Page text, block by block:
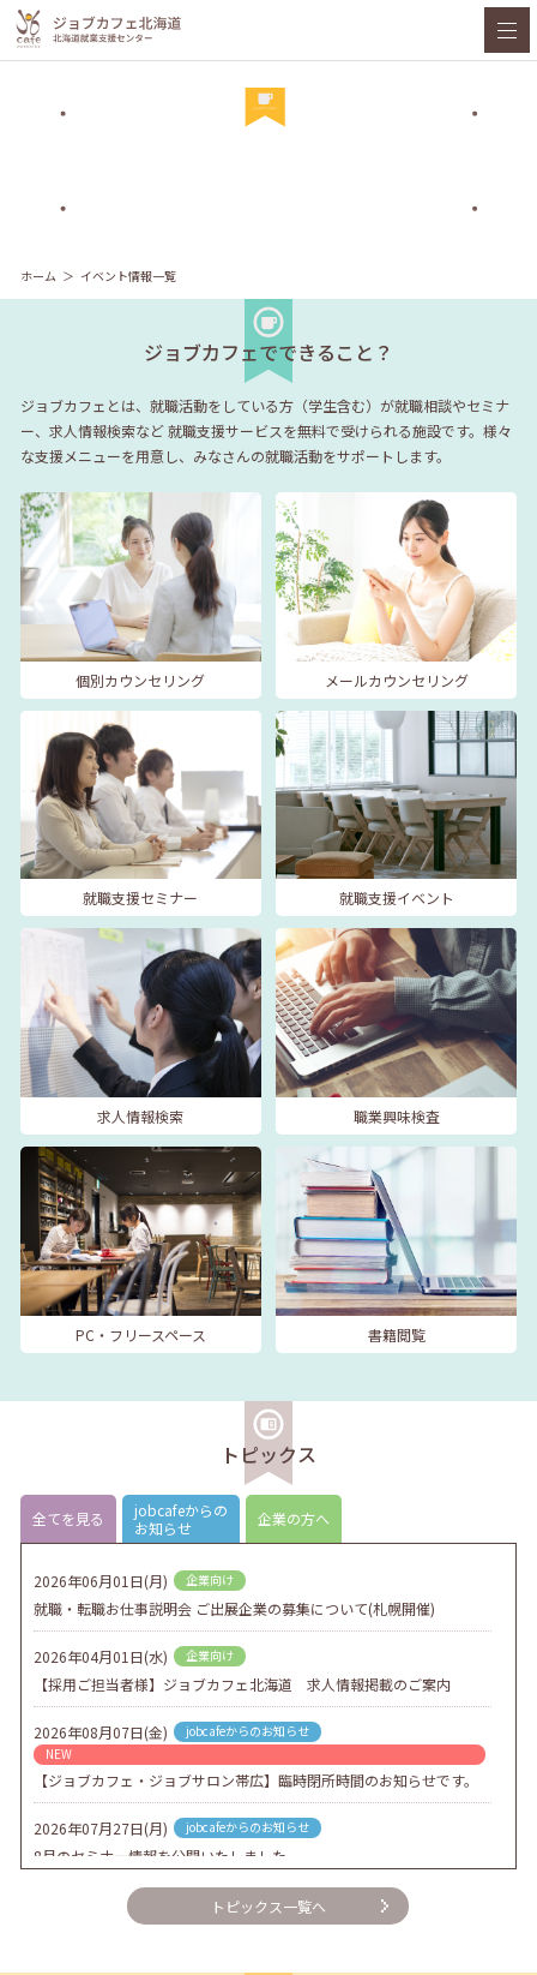
ホーム イベント情報一覧
ジョブカフェでできること？
ジョブカフェとは、就職活動をしている方（学生含む）が就職相談やセミナ
ー、求人情報検索など就職支援サービスを無料で受けられる施設です。様々
な支援メニューを用意し、みなさんの就職活動をサポートします。
個別カウンセリング メールカウンセリング
就職支援セミナー 就職支援イベント
求人情報検索 職業興味検査
PC・フリースペース 書籍閲覧
トピックス
全てを見る
jobcafeからの
お知らせ
企業の方へ
2026年06月01日(月) 企業向け
就職・転職お仕事説明会 ご出展企業の募集について(札幌開催)
2026年04月01日(水) 企業向け
【採用ご担当者様】ジョブカフェ北海道 求人情報掲載のご案内
2026年08月07日(金)
jobcafeからのお知らせ
NEW
【ジョブカフェ・ジョブサロン帯広】臨時閉所時間のお知らせです。
2026年07月27日(月) jobcafeからのお知らせ
8月のセミナー情報を公開いたしました。
2026年07月01日(水) 企業向け
企業様向けセミナー「現場を巻き込む！人事のための『越境人材育
トピックス一覧へ